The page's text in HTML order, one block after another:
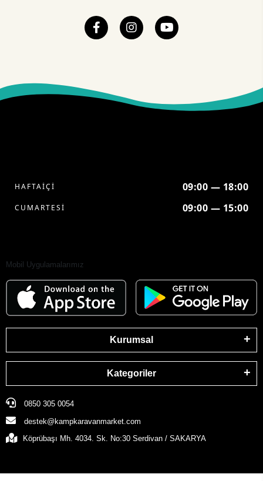
HAFTAİÇİ 09:00 — 18:00
CUMARTESİ 09:00 — 15:00
Mobil Uygulamalarımız
Kurumsal
Kategoriler
0850 305 0054
destek@kampkaravanmarket.com
Köprübaşı Mh. 4034. Sk. No:30 Serdivan / SAKARYA